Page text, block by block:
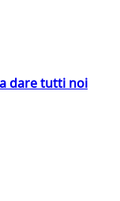
dare tutti noi